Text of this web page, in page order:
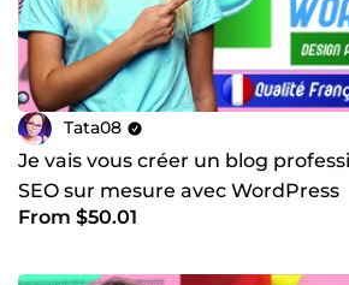
Tata08
Je vais vous créer un blog
SEO sur mesure avec WordPress
From $50.01